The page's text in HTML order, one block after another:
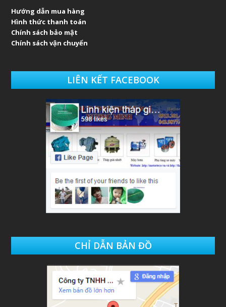
Hướng dẫn mua hàng
Hình thức thanh toán
Chính sách bảo mật
Chính sách vận chuyển
LIÊN KẾT FACEBOOK
CHỈ DẪN BẢN ĐỒ